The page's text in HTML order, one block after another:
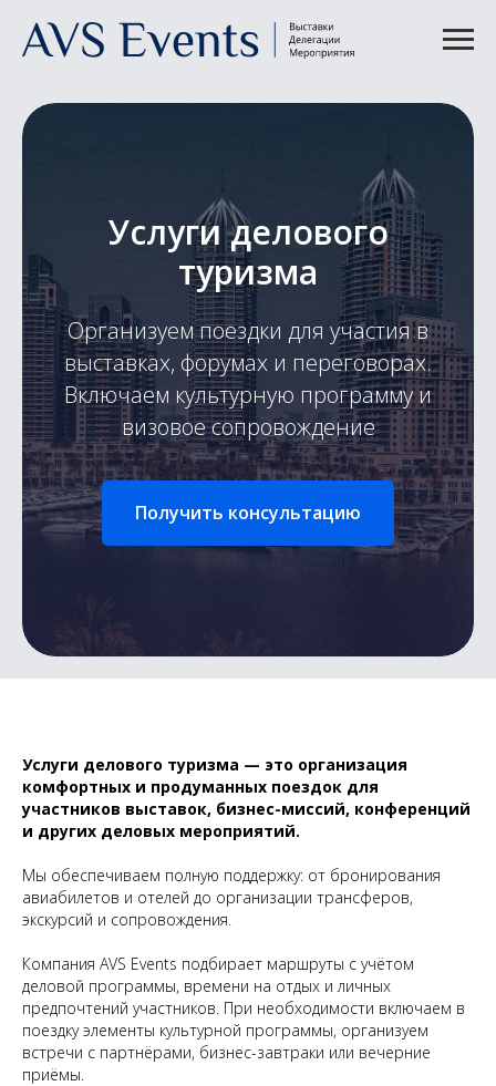
Услуги делового
туризма
Организуем поездки для участия в
выставках, форумах и переговорах.
Включаем культурную программу и
визовое сопровождение
Получить консультацию
Услуги делового туризма — это организация
комфортных и продуманных поездок для
участников выставок, бизнес-миссий, конференций
и других деловых мероприятий.
Мы обеспечиваем полную поддержку: от бронирования
авиабилетов и отелей до организации трансферов,
экскурсий и сопровождения.
Компания AVS Events подбирает маршруты с учётом
деловой программы, времени на отдых и личных
предпочтений участников. При необходимости включаем в
поездку элементы культурной программы, организуем
встречи с партнёрами, бизнес-завтраки или вечерние
приёмы.